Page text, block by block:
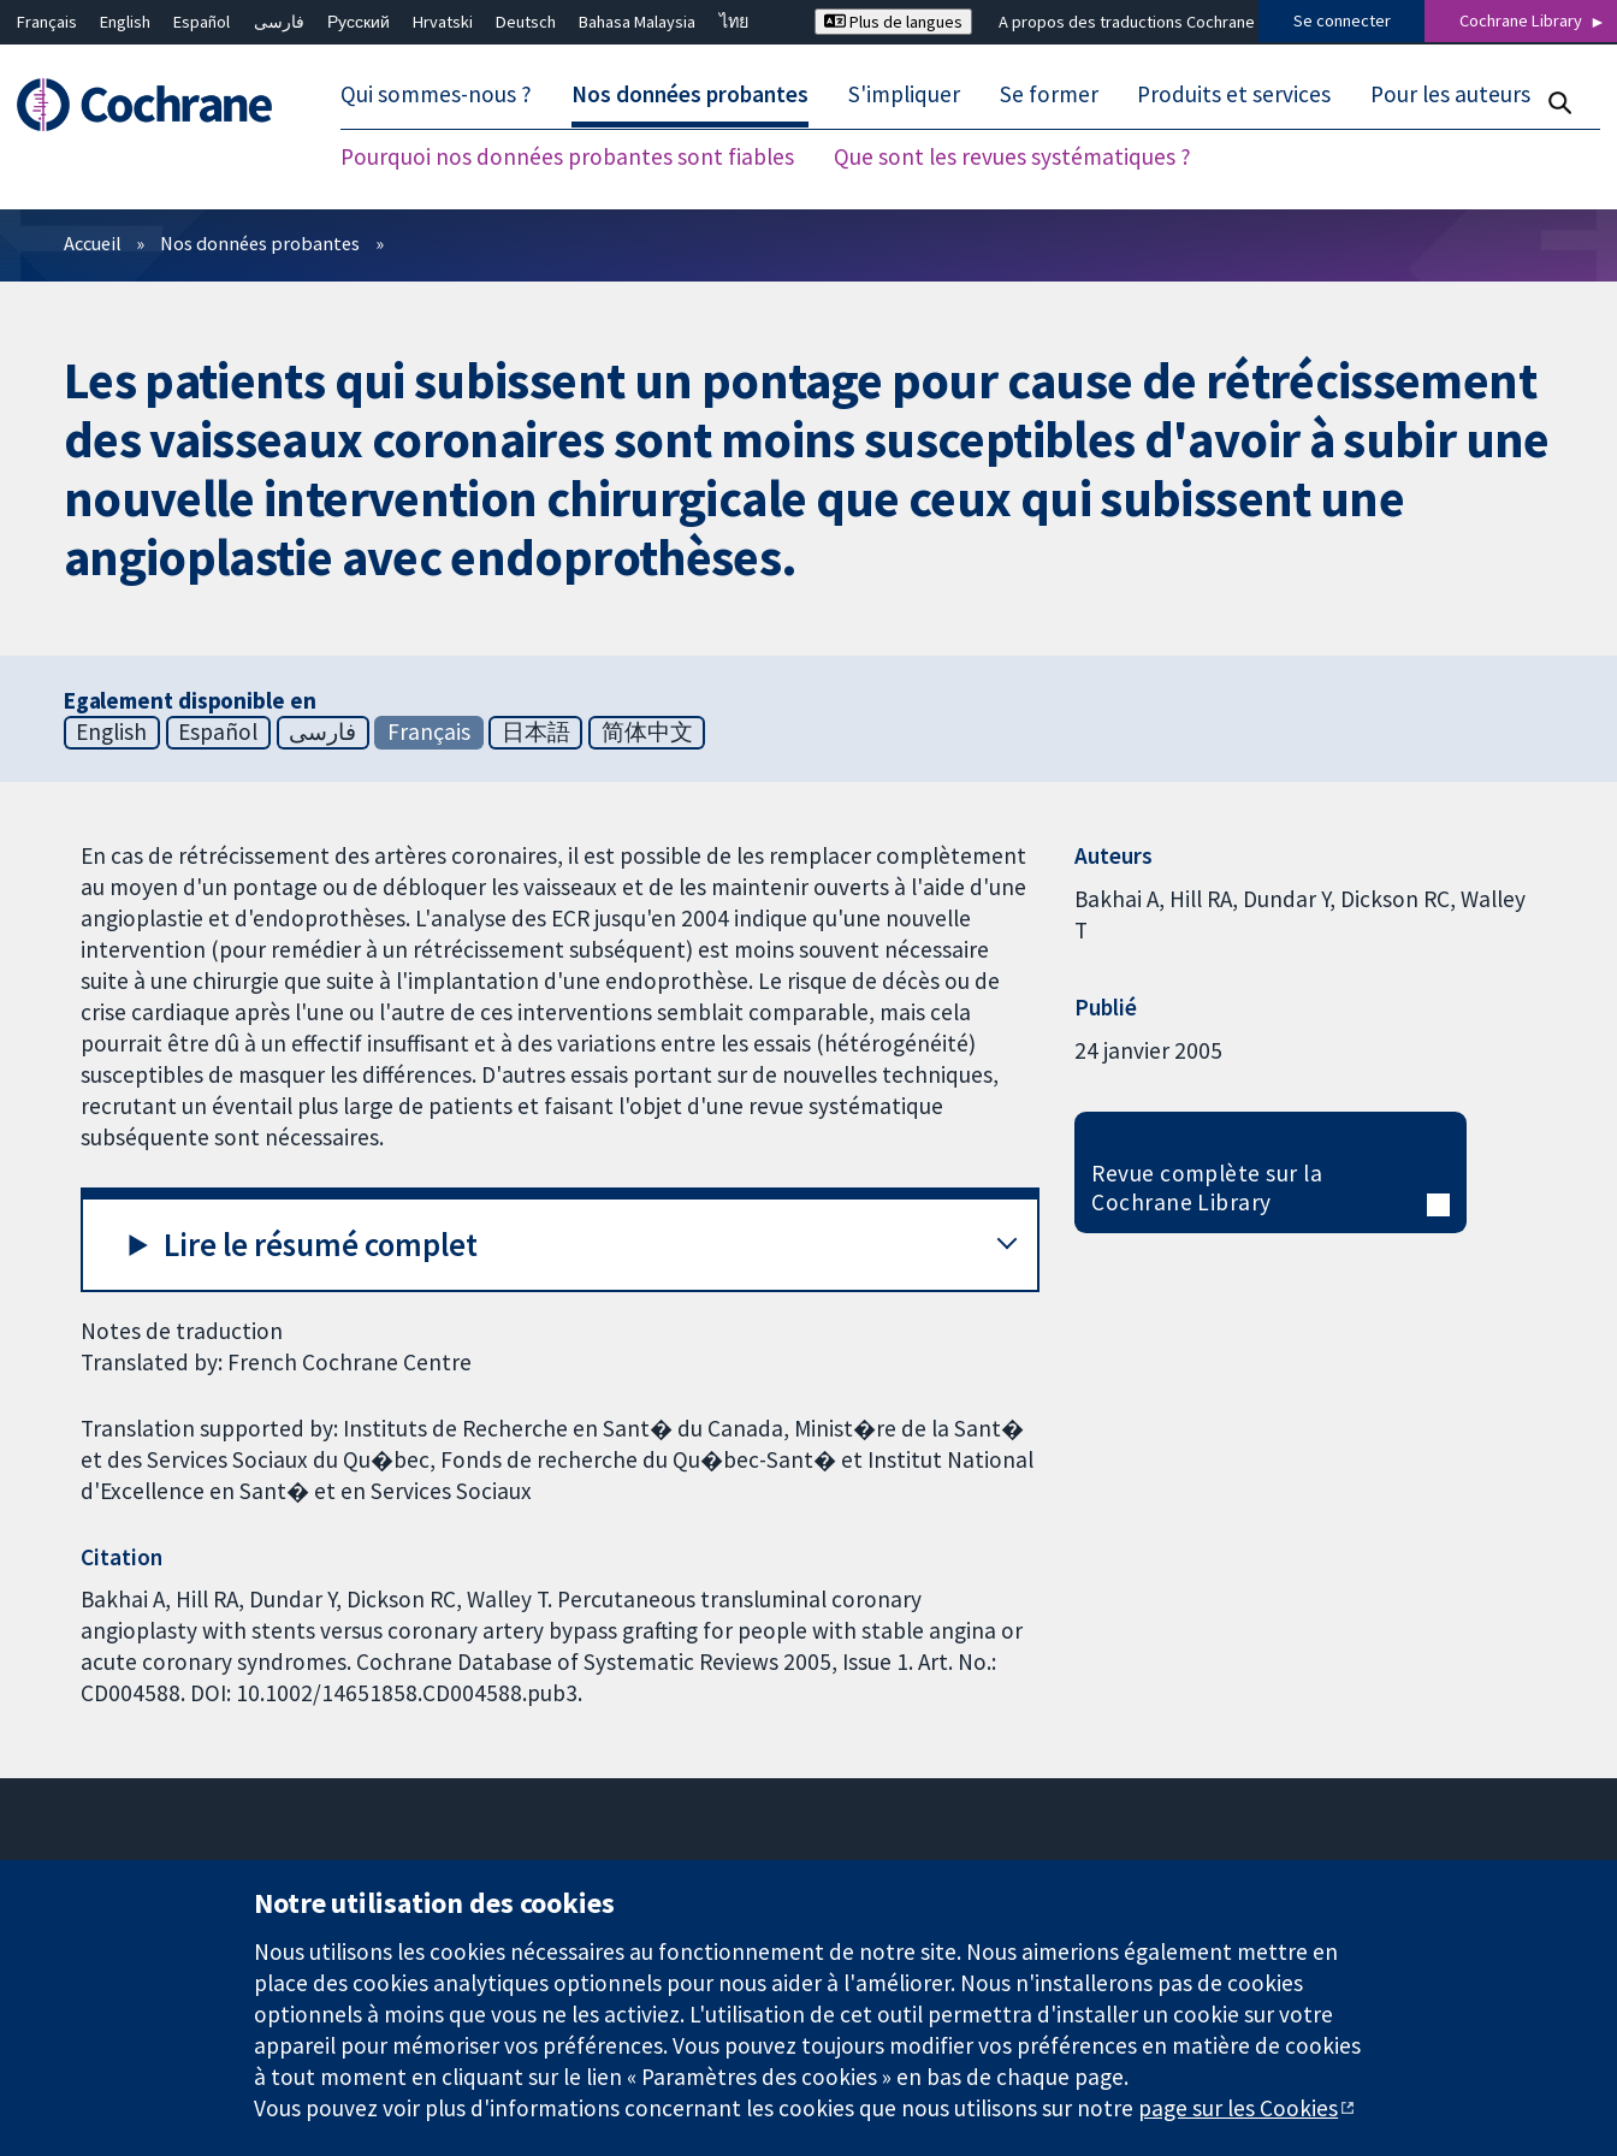
Français English Español فارسی Русский Hrvatski Deutsch Bahasa Malaysia
ไทย
Plus de langues A propos des traductions Cochrane Se connecter Cochrane Library
Qui sommes-nous ? Nos données probantes
Pourquoi nos données probantes sont fiables Que sont les revues systématiques ?
S'impliquer Se former Produits et services Pour les auteurs
Filtres
Accueil Nos données probantes
Les patients qui subissent un pontage pour cause de rétrécissement
des vaisseaux coronaires sont moins susceptibles d'avoir à subir une
nouvelle intervention chirurgicale que ceux qui subissent une
angioplastie avec endoprothèses.
Egalement disponible en
English
Español فارسی Français 日本語 简体中文
En cas de rétrécissement des artères coronaires, il est possible de les remplacer complètement
au moyen d'un pontage ou de débloquer les vaisseaux et de les maintenir ouverts à l'aide d'une
angioplastie et d'endoprothèses. L'analyse des ECR jusqu'en 2004 indique qu'une nouvelle
intervention (pour remédier à un rétrécissement subséquent) est moins souvent nécessaire
suite à une chirurgie que suite à l'implantation d'une endoprothèse. Le risque de décès ou de
crise cardiaque après l'une ou l'autre de ces interventions semblait comparable, mais cela
pourrait être dû à un effectif insuffisant et à des variations entre les essais (hétérogénéité)
susceptibles de masquer les différences. D'autres essais portant sur de nouvelles techniques,
recrutant un éventail plus large de patients et faisant l'objet d'une revue systématique
subséquente sont nécessaires.
Lire le résumé complet
Notes de traduction
Translated by: French Cochrane Centre
Translation supported by: Instituts de Recherche en Sant� du Canada, Minist�re de la Sant�
et des Services Sociaux du Qu�bec, Fonds de recherche du Qu�bec-Sant� et Institut National
d'Excellence en Sant� et en Services Sociaux
Citation
Bakhai A, Hill RA, Dundar Y, Dickson RC, Walley T. Percutaneous transluminal coronary
angioplasty with stents versus coronary artery bypass grafting for people with stable angina or
acute coronary syndromes. Cochrane Database of Systematic Reviews 2005, Issue 1. Art. No.:
CD004588. DOI: 10.1002/14651858.CD004588.pub3.
Auteurs
Bakhai A Hill RA Dundar Y Dickson RC Walley
T
Publié
24 janvier 2005
Revue complète sur la
Cochrane Library
Londres
Royaume-Uni
Service de presse
Qui sommes-nous
Offres d'emploi
Cochrane Library
La Collaboration Cochrane est une association caritative (n° 1045921) et une société à responsabilité limitée par garantie (n° 03044323) enregistrée en Angleterre et au Pays de Galles. Numéro de
Notre utilisation des cookies
Nous utilisons les cookies nécessaires au fonctionnement de notre site. Nous aimerions également mettre en
place des cookies analytiques optionnels pour nous aider à l'améliorer. Nous n'installerons pas de cookies
optionnels à moins que vous ne les activiez. L'utilisation de cet outil permettra d'installer un cookie sur votre
appareil pour mémoriser vos préférences. Vous pouvez toujours modifier vos préférences en matière de cookies
à tout moment en cliquant sur le lien « Paramètres des cookies » en bas de chaque page.
Vous pouvez voir plus d'informations concernant les cookies que nous utilisons sur notre page sur les Cookies